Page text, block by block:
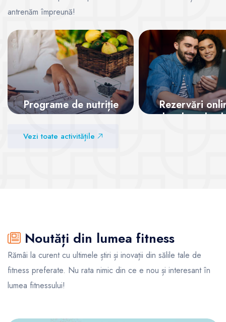
antrenăm împreună!
Programe de nutriție
Vezi sălile
Rezervări
locul tău la
Vezi toate activitățile
Noutăți din lumea fitness
Rămâi la curent cu ultimele știri și inovații din sălile tale de
fitness preferate. Nu rata nimic din ce e nou și interesant în
lumea fitnessului!